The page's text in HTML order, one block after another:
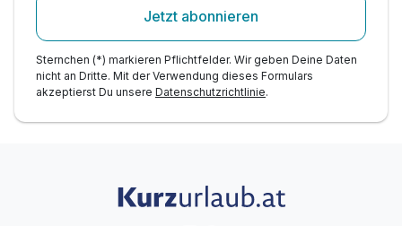
Jetzt abonnieren
Sternchen (*) markieren Pflichtfelder. Wir geben Deine Daten
nicht an Dritte. Mit der Verwendung dieses Formulars
akzeptierst Du unsere Datenschutzrichtlinie.